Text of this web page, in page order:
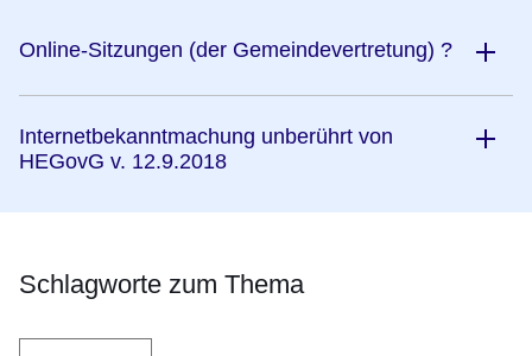
Online-Sitzungen (der Gemeindevertretung) ?
Internetbekanntmachung unberührt von
HEGovG v. 12.9.2018
Schlagworte zum Thema